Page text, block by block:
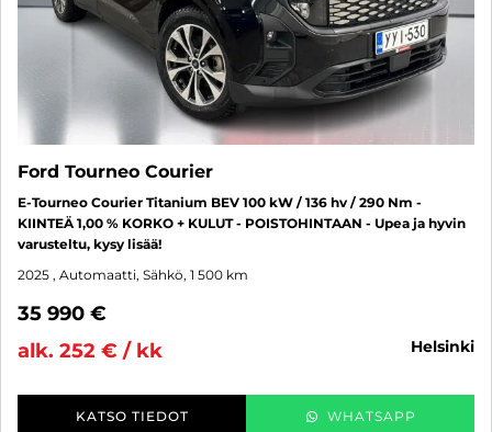
Ford Tourneo Courier
E-Tourneo Courier Titanium BEV 100 kW / 136 hv / 290 Nm -
KIINTEÄ 1,00 % KORKO + KULUT - POISTOHINTAAN - Upea ja hyvin
varusteltu, kysy lisää!
2025 , Automaatti, Sähkö, 1 500 km
35 990 €
alk. 252 € / kk
helsinki
KATSO TIEDOT WHATSAPP